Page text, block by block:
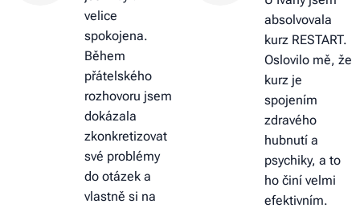
velice
spokojena.
Během
přátelského
rozhovoru jsem
dokázala
zkonkretizovat
své problémy
do otázek a
vlastně si na
absolvovala
kurz RESTART.
Oslovilo mě, že
kurz je
spojením
zdravého
hubnutí a
psychiky, a to
ho činí velmi
efektivním.